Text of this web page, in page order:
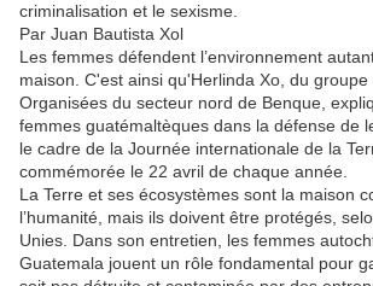
criminalisation et le sexisme.
Par Juan Bautista Xol
Les femmes défendent l’environnement
maison. C'est ainsi qu'Herlinda Xo, du
Organisées du secteur nord de Benque,
femmes guatémaltèques dans la défense de
le cadre de la Journée internationale de la
commémorée le 22 avril de chaque année.
La Terre et ses écosystèmes sont la maison
l’humanité, mais ils doivent être protégés,
Unies. Dans son entretien, les femmes
Guatemala jouent un rôle fondamental pour